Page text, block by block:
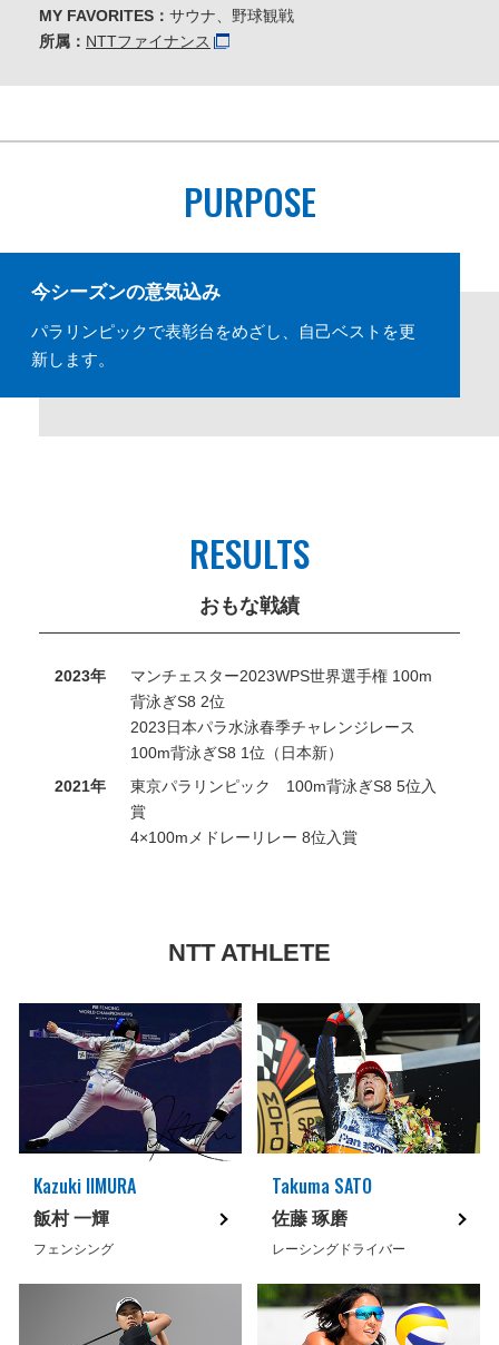
MY FAVORITES： サウナ、野球観戦
所属： NTTファイナンス
PURPOSE
今シーズンの意気込み
パラリンピックで表彰台をめざし、自己ベストを更
新します。
RESULTS
おもな戦績
2023年
マンチェスター2023WPS世界選手権 100m
背泳ぎS8 2位
2023日本パラ水泳春季チャレンジレース
100m背泳ぎS8 1位（日本新）
2021年
東京パラリンピック 100m背泳ぎS8 5位入
賞
4×100mメドレーリレー 8位入賞
NTT ATHLETE
Kazuki IIMURA
飯村 一輝
フェンシング
Takuma SATO
佐藤 琢磨
レーシングドライバー